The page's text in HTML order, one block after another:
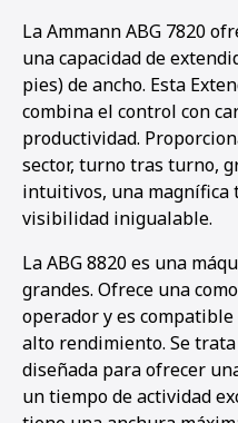
La Ammann ABG 7820
una capacidad de
pies) de ancho. Esta
combina el control con
productividad.
sector, turno tras turno,
intuitivos, una magnífica
visibilidad inigualable.
La ABG 8820 es una
grandes. Ofrece una
operador y es
alto rendimiento. Se
diseñada para ofrecer
un tiempo de actividad